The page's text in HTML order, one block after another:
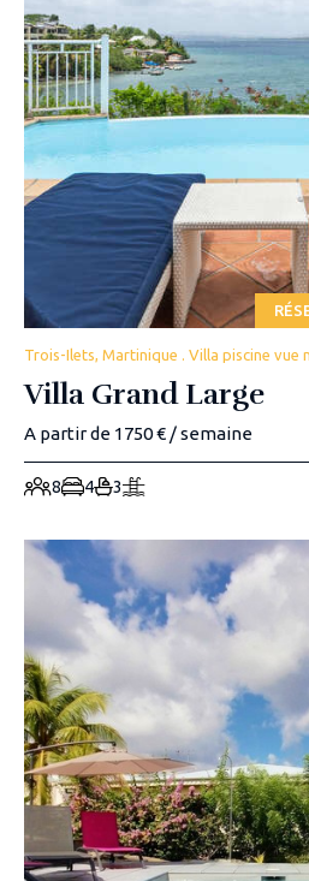
Trois-Ilets, Martinique . Villa piscine vue
Villa Grand Large
A partir de 1750 € / semaine
8 4 3